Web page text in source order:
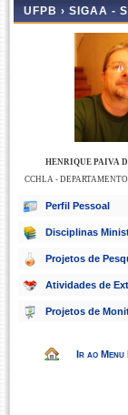
UFPB › SIGAA -
HENRIQUE PAIVA
CCHLA -
Perfil Pessoal
Disciplinas
Projetos de
Atividades de
Projetos de
Ir ao Menu